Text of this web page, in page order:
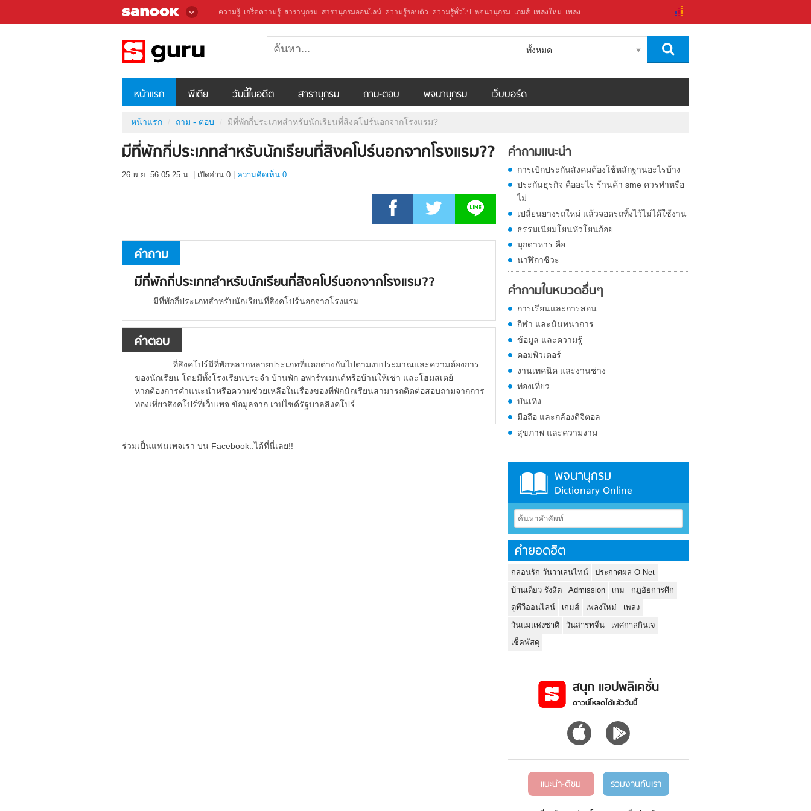
ความรู้ เกร็ดความรู้ สารานุกรม สารานุกรมออนไลน์ ความรู้รอบตัว ความรู้ทั่วไป พจนานุกรม เกมส์ เพลงใหม่ เพลง
ทั้งหมด
หน้าแรก พีเดีย วันนี้ในอดีต สารานุกรม ถาม-ตอบ พจนานุกรม เว็บบอร์ด
หน้าแรก ถาม - ตอบ มีที่พักกี่ประเภทสำหรับนักเรียนที่สิงคโปร์นอกจากโรงแรม?
มีที่พักกี่ประเภทสำหรับนักเรียนที่สิงคโปร์นอกจากโรงแรม??
26 พ.ย. 56 05.25 น. เปิดอ่าน 0 ความคิดเห็น 0
คำถาม
มีที่พักกี่ประเภทสำหรับนักเรียนที่สิงคโปร์นอกจากโรงแรม??
มีที่พักกี่ประเภทสำหรับนักเรียนที่สิงคโปร์นอกจากโรงแรม
คำตอบ
ที่สิงคโปร์มีที่พักหลากหลายประเภทที่แตกต่างกันไปตามงบประมาณและความต้องการ
ของนักเรียน โดยมีทั้งโรงเรียนประจำ บ้านพัก อพาร์ทเมนต์หรือบ้านให้เช่า และโฮมสเตย์
หากต้องการคำแนะนำหรือความช่วยเหลือในเรื่องของที่พักนักเรียนสามารถติดต่อสอบถามจากการ
ท่องเที่ยวสิงคโปร์ที่เว็บเพจ ข้อมูลจาก เวปไซด์รัฐบาลสิงคโปร์
ร่วมเป็นแฟนเพจเรา บน Facebook..ได้ที่นี่เลย!!
คำถามแนะนำ
การเบิกประกันสังคมต้องใช้หลักฐานอะไรบ้าง
ประกันธุรกิจ คืออะไร ร้านค้า sme ควรทำหรือ
ไม่
เปลี่ยนยางรถใหม่ แล้วจอดรถทิ้งไว้ไม่ได้ใช้งาน
ธรรมเนียมโยนหัวโยนก้อย
มุกดาหาร คือ…
นาฬิกาชีวะ
คำถามในหมวดอื่นๆ
การเรียนและการสอน
กีฬา และนันทนาการ
ข้อมูล และความรู้
คอมพิวเตอร์
งานเทคนิค และงานช่าง
ท่องเที่ยว
บันเทิง
มือถือ และกล้องดิจิตอล
สุขภาพ และความงาม
พจนานุกรม
Dictionary Online
คำยอดฮิต
กลอนรัก วันวาเลนไทน์
ประกาศผล O-Net
บ้านเดี่ยว รังสิต
Admission เกม
กฏอัยการศึก
ดูทีวีออนไลน์
เกมส์ เพลงใหม่
เพลง
วันแม่แห่งชาติ
วันสารทจีน
เทศกาลกินเจ
เช็คพัสดุ
สนุก แอปพลิเคชั่น
ดาวน์โหลดได้แล้ววันนี้
แนะนำ-ติชม ร่วมงานกับเรา